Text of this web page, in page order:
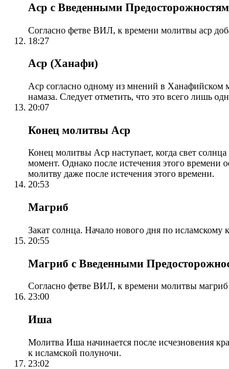
Аср с Введенными
Согласно фетве ВИЛ, к времени молитвы аср
18:27
Аср (Ханафи)
Аср согласно одному из мнений в Ханафийском
намаза. Следует отметить, что это всего лишь
20:07
Конец молитвы Аср
Конец молитвы Аср наступает, когда свет
момент. Однако после истечения этого времени
молитву даже после истечения этого времени.
20:53
Магриб
Закат солнца. Начало нового дня по
20:55
Магриб с Введенными
Согласно фетве ВИЛ, к времени молитвы
23:00
Иша
Молитва Иша начинается после исчезновения
к исламской полуночи.
23:02